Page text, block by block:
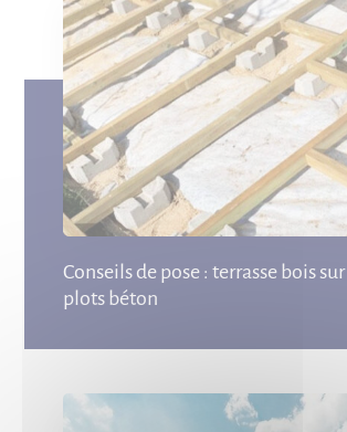
Conseils de pose : terrasse bois sur
plots béton